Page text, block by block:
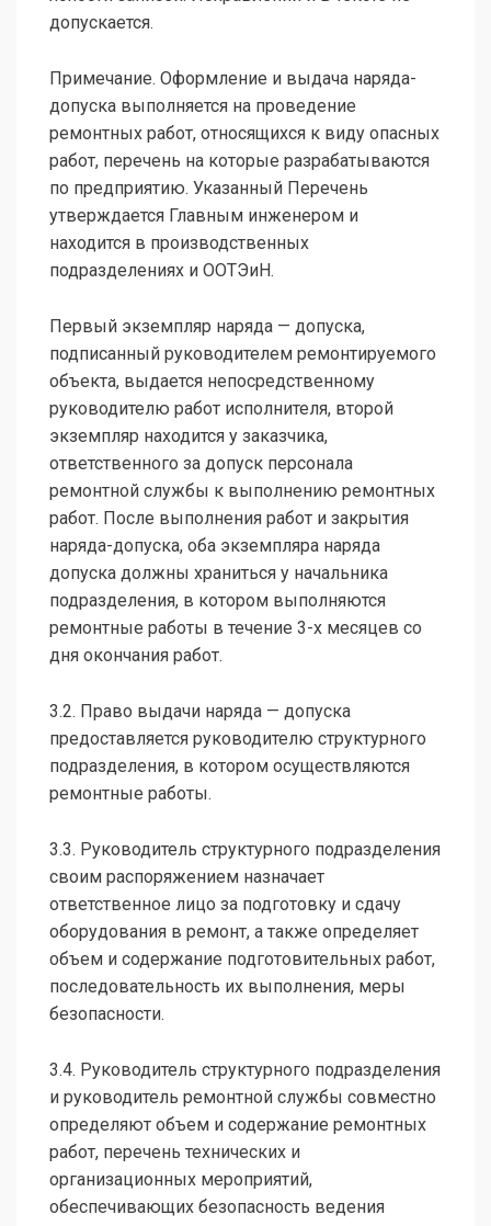
допускается.
Примечание. Оформление и выдача наряда-
допуска выполняется на проведение
ремонтных работ, относящихся к виду опасных
работ, перечень на которые разрабатываются
по предприятию. Указанный Перечень
утверждается Главным инженером и
находится в производственных
подразделениях и ООТЭиН.
Первый экземпляр наряда — допуска,
подписанный руководителем ремонтируемого
объекта, выдается непосредственному
руководителю работ исполнителя, второй
экземпляр находится у заказчика,
ответственного за допуск персонала
ремонтной службы к выполнению ремонтных
работ. После выполнения работ и закрытия
наряда-допуска, оба экземпляра наряда
допуска должны храниться у начальника
подразделения, в котором выполняются
ремонтные работы в течение 3-х месяцев со
дня окончания работ.
3.2. Право выдачи наряда — допуска
предоставляется руководителю структурного
подразделения, в котором осуществляются
ремонтные работы.
3.3. Руководитель структурного подразделения
своим распоряжением назначает
ответственное лицо за подготовку и сдачу
оборудования в ремонт, а также определяет
объем и содержание подготовительных работ,
последовательность их выполнения, меры
безопасности.
3.4. Руководитель структурного подразделения
и руководитель ремонтной службы совместно
определяют объем и содержание ремонтных
работ, перечень технических и
организационных мероприятий,
обеспечивающих безопасность ведения